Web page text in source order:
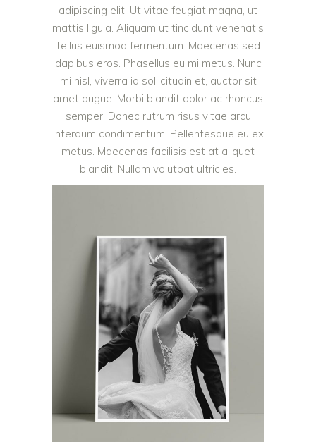
adipiscing elit. Ut vitae feugiat magna, ut
mattis ligula. Aliquam ut tincidunt venenatis
tellus euismod fermentum. Maecenas sed
dapibus eros. Phasellus eu mi metus. Nunc
mi nisl, viverra id sollicitudin et, auctor sit
amet augue. Morbi blandit dolor ac rhoncus
semper. Donec rutrum risus vitae arcu
interdum condimentum. Pellentesque eu ex
metus. Maecenas facilisis est at aliquet
blandit. Nullam volutpat ultricies.